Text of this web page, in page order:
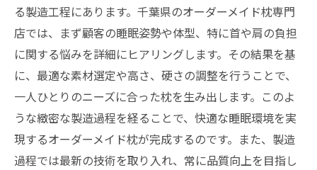
る製造工程にあります。千葉県のオーダーメイド枕専門
店では、まず顧客の睡眠姿勢や体型、特に首や肩の負担
に関する悩みを詳細にヒアリングします。その結果を基
に、最適な素材選定や高さ、硬さの調整を行うことで、
一人ひとりのニーズに合った枕を生み出します。このよ
うな緻密な製造過程を経ることで、快適な睡眠環境を実
現するオーダーメイド枕が完成するのです。また、製造
過程では最新の技術を取り入れ、常に品質向上を目指し